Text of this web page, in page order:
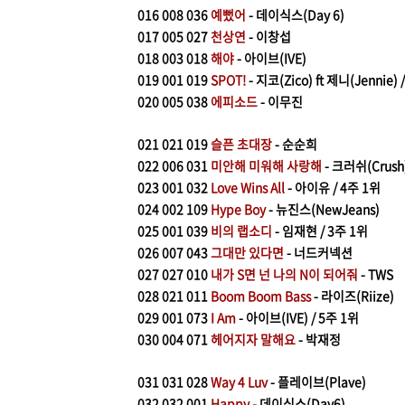
016008 036 예뻤어 - 데이식스(Day 6)
017005 027천상연 - 이창섭
018003 018해야- 아이브(IVE)
019001 019SPOT!- 지코(Zico) ft 제니(Jennie)
020005 038 에피소드- 이무진
021021 019슬픈 초대장- 순순희
022006 031 미안해 미워해 사랑해 - 크러쉬
023001 032 Love Wins All- 아이유 / 4주 1위
024002 109 Hype Boy- 뉴진스(NewJeans)
025001 039 비의 랩소디 - 임재현 / 3주 1위
026007 043그대만 있다면 - 너드커넥션
027027 010 내가 S면 넌 나의 N이 되어줘 - TWS
028021 011 Boom Boom Bass- 라이즈(Riize)
029001 073 I Am- 아이브(IVE) / 5주 1위
030004 071헤어지자 말해요- 박재정
031031 028Way 4 Luv- 플레이브(Plave)